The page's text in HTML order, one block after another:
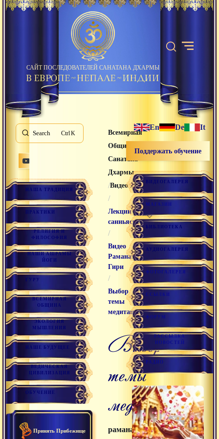
САЙТ ПОСЛЕДОВАТЕЛЕЙ САНАТАНА ДХАРМЫ
Search K
НАША ТРАДИЦИЯ
ПРАКТИКИ
РЕЛИГИЯ И
ФИЛОСОФИЯ
НАШИ АШРАМЫ
ЙОГИ
ГУРУ
ВСЕМИРНАЯ
ОБЩИНА
ЭКОЛОГИЯ
МЫШЛЕНИЯ
НАШЕ БУДУЩЕЕ
ВЕДИЧЕСКАЯ
ЦИВИЛИЗАЦИЯ
ОБУЧЕНИЕ
Принять Прибежище
Всемирная
Община
Санатана
Дхармы
/Видео лекции
/
Лекции
санньяси
/
Видео
Раманатха
Гири
/
Выбор
темы
медитации
выбор
темы
медитации
раманатха
En De It
Поддержать обучение
ВИДЕОГАЛЕРЕЯ
МАГАЗИН
БИБЛИОТЕКА
АУДИОГАЛЕРЕЯ
ФОТОГАЛЕРЕЯ
ССЫЛКИ
ФОРУМ
РАССЫЛКА
НОВОСТЕЙ
РАДИО